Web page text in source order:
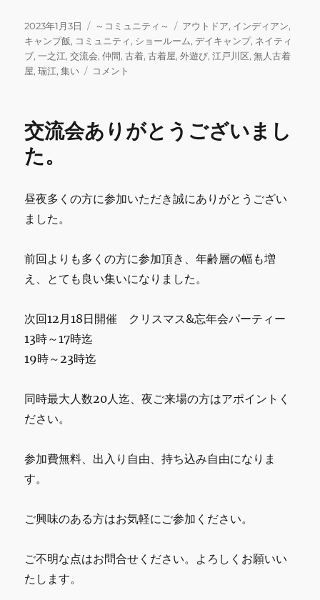
c
e
b
o
k
it
te
r
ai
l
e m
bl
ai
l
投
稿
日:
2023年1月3日
カ
テ
ゴ
リ
～コミュニティ～
タ
グ
アウトドア, インディアン,
キャンプ飯, コミュニティ, ショールーム, デイキャンプ, ネイティ
ブ,一之江,交流会,仲間,古着,古着屋,外遊び,江戸川区,無人古着
屋,瑞江,集い
新
ま
し
で
ざ
い
に
コメント
交流会ありがとうございまし
た。
昼夜多くの方に参加いただき誠にありがとうござい
ました。
前回よりも多くの方に参加頂き、年齢層の幅も増
え、とても良い集いになりました。
次回12月18日開催 クリスマス&忘年会パーティー
13時～17時迄
19時～23時迄
同時最大人数20人迄、夜ご来場の方はアポイントく
ださい。
参加費無料、出入り自由、持ち込み自由になりま
す。
ご興味のある方はお気軽にご参加ください。
ご不明な点はお問合せください。よろしくお願いい
たします。